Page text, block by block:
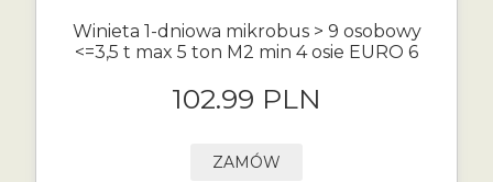
Winieta 1-dniowa mikrobus > 9 osobowy
<=3,5 t max 5 ton M2 min 4 osie EURO 6
102.99 PLN
ZAMÓW